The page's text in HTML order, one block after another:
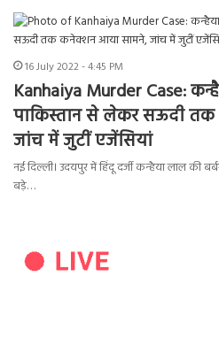
16 July 2022 - 4:45 PM
Kanhaiya Murder Case:
पाकिस्तान से लेकर सऊदी
जांच में जुटीं एजेंसियां
नई दिल्ली। उदयपुर में हिंदू दर्जी कन्हैया लाल की
बड़े…